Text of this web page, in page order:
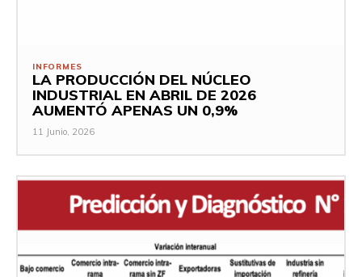
INFORMES
LA PRODUCCIÓN DEL NÚCLEO
INDUSTRIAL EN ABRIL DE 2026
AUMENTÓ APENAS UN 0,9%
11 Junio, 2026